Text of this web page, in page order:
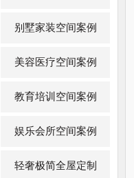
别墅家装空间案例
美容医疗空间案例
教育培训空间案例
娱乐会所空间案例
轻奢极简全屋定制